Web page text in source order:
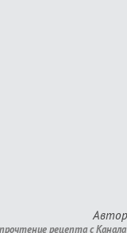
рецепта с